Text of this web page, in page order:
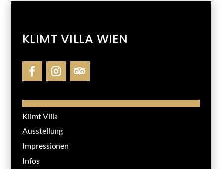
KLIMT VILLA WIEN
Klimt Villa
Ausstellung
Impressionen
Infos